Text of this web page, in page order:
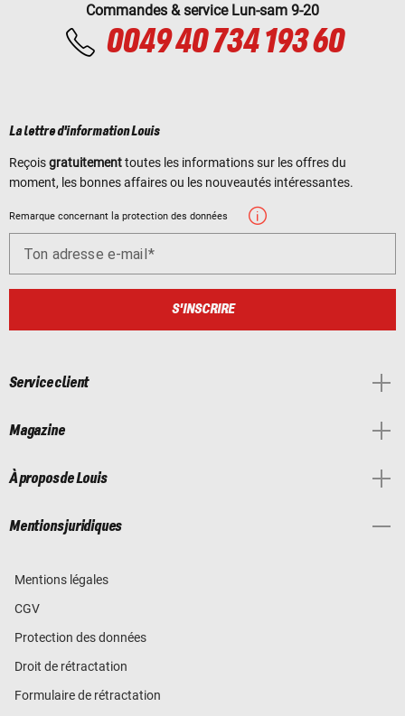
Commandes & service Lun-sam 9-20
0049 40 734 193 60
La lettre d'information Louis
Reçoisgratuitementtoutes les informations sur les offres du
moment, les bonnes affaires ou les nouveautés intéressantes.
Remarque concernant la protection des données
Ton adresse e-mail
S'INSCRIRE
Service client
Magazine
À propos de Louis
Mentions juridiques
Mentions légales
CGV
Protection des données
Droit de rétractation
Formulaire de rétractation